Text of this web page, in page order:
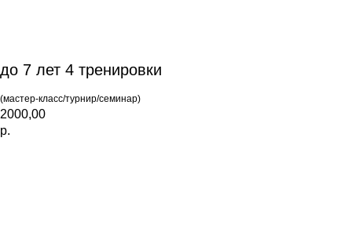
до 7 лет 4 тренировки
(мастер-класс/турнир/семинар)
2000,00
р.